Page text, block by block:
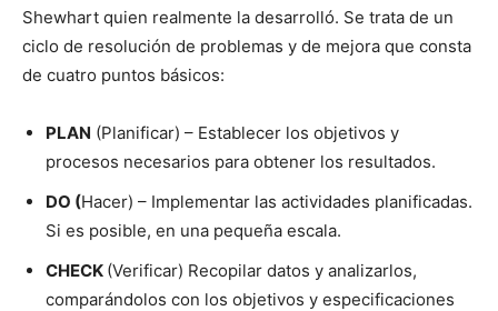
Shewhart quien realmente la desarrolló. Se trata de un
ciclo de resolución de problemas y de mejora que consta
de cuatro puntos básicos:
PLAN (Planificar) – Establecer los objetivos y
procesos necesarios para obtener los resultados.
DO (Hacer) – Implementar las actividades planificadas.
Si es posible, en una pequeña escala.
CHECK (Verificar) Recopilar datos y analizarlos,
comparándolos con los objetivos y especificaciones